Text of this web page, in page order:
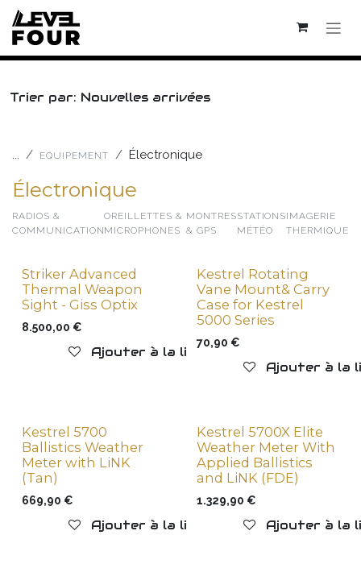
Se rendre au contenu
Trier par: Nouvelles arrivées
... EQUIPEMENT Électronique
Électronique
RADIOS &
COMMUNICATION
OREILLETTES &
MICROPHONES
MONTRES
& GPS
STATIONS
MÉTÉO
IMAGERIE
THERMIQUE
Aucune Vente en ligne
Striker Advanced
Thermal Weapon
Sight - Giss Optix
8.500,00 €
Ajouter à la liste de souhaits
Kestrel Rotating
Vane Mount& Carry
Case for Kestrel
5000 Series
70,90 €
Ajouter à la
Kestrel 5700
Ballistics Weather
Meter with LiNK
(Tan)
669,90 €
Ajouter à la liste de souhaits
Kestrel 5700X Elite
Weather Meter With
Applied Ballistics
and LiNK (FDE)
1.329,90 €
Ajouter à la